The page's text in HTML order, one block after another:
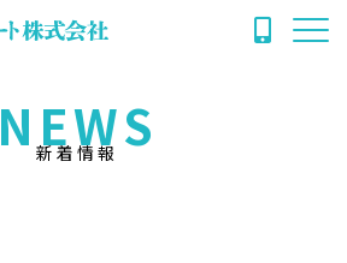
NEWS
新着情報